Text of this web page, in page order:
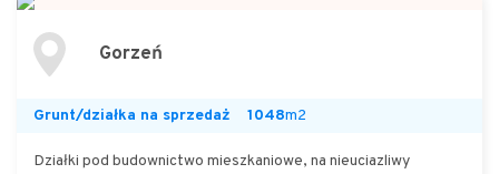
Gorzeń
Grunt/działka na sprzedaż 1048m2
Działki pod budownictwo mieszkaniowe, na nieuciazliwy